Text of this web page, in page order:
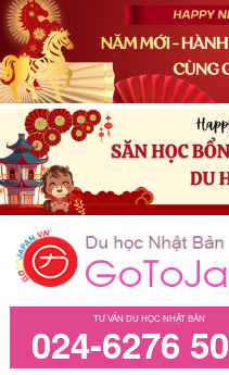
TƯ VẤN DU HỌC NHẬT BẢN
024-6276